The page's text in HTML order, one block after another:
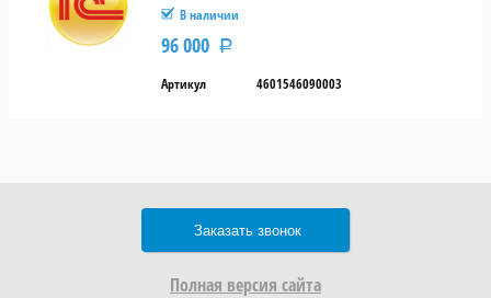
В наличии
96 000 Р
Артикул 4601546090003
Заказать звонок
Полная версия сайта